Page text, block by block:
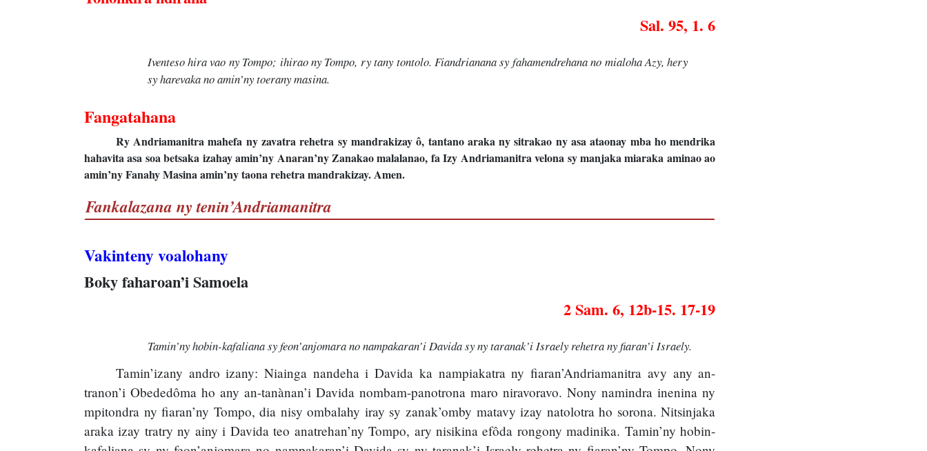
Sal. 95, 1. 6
Iventeso hira vao ny Tompo; ihirao ny Tompo, ry tany tontolo. Fiandrianana sy fahamendrehana no mialoha Azy, hery
sy harevaka no amin’ny toerany masina.
Fangatahana
Ry Andriamanitra mahefa ny zavatra rehetra sy mandrakizay ô, tantano araka ny sitrakao ny asa ataonay mba ho mendrika
hahavita asa soa betsaka izahay amin’ny Anaran’ny Zanakao malalanao, fa Izy Andriamanitra velona sy manjaka miaraka aminao ao
amin’ny Fanahy Masina amin’ny taona rehetra mandrakizay. Amen.
Fankalazana ny tenin’Andriamanitra
Vakinteny voalohany
Boky faharoan’i Samoela
2 Sam. 6, 12b-15. 17-19
Tamin’ny hobin-kafaliana sy feon’anjomara no nampakaran’i Davida sy ny taranak’i Israely rehetra ny fiaran’i Israely.
Tamin’izany andro izany: Niainga nandeha i Davida ka nampiakatra ny fiaran’Andriamanitra avy any an-
tranon’i Obededôma ho any an-tanànan’i Davida nombam-panotrona maro niravoravo. Nony namindra inenina ny
mpitondra ny fiaran’ny Tompo, dia nisy ombalahy iray sy zanak’omby matavy izay natolotra ho sorona. Nitsinjaka
araka izay tratry ny ainy i Davida teo anatrehan’ny Tompo, ary nisikina efôda rongony madinika. Tamin’ny hobin-